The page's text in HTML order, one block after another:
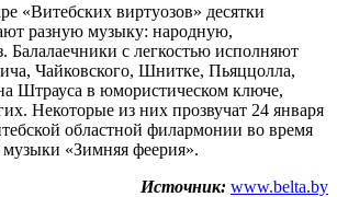
«Витебских виртуозов» десятки
разную музыку: народную,
Балалаечники с легкостью исполняют
Чайковского, Шнитке, Пьяццолла,
Штрауса в юмористическом ключе,
Некоторые из них прозвучат 24 января
областной филармонии во время
«Зимняя феерия».
Источник: www.belta.by